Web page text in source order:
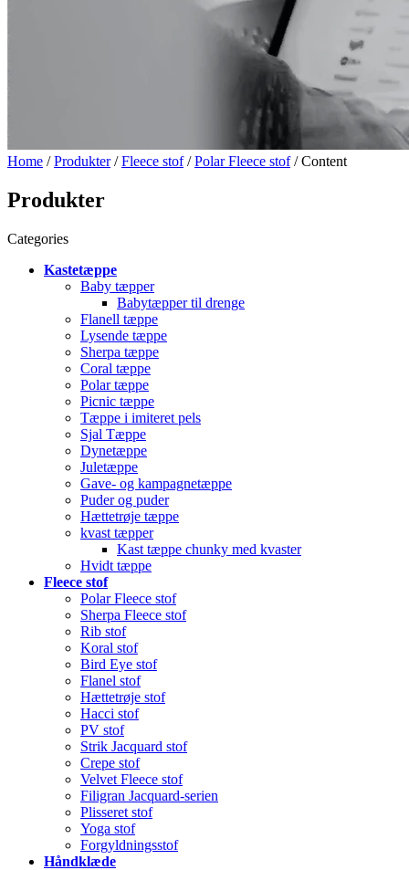
Home /Produkter/Fleece stof/Polar Fleece stof/ Content
Produkter
Categories
Kastetæppe
Baby tæpper
Babytæpper til drenge
Flanell tæppe
Lysende tæppe
Sherpa tæppe
Coral tæppe
Polar tæppe
Picnic tæppe
Tæppe i imiteret pels
Sjal Tæppe
Dynetæppe
Juletæppe
Gave- og kampagnetæppe
Puder og puder
Hættetrøje tæppe
kvast tæpper
Kast tæppe chunky med kvaster
Hvidt tæppe
Fleece stof
Polar Fleece stof
Sherpa Fleece stof
Rib stof
Koral stof
Bird Eye stof
Flanel stof
Hættetrøje stof
Hacci stof
PV stof
Strik Jacquard stof
Crepe stof
Velvet Fleece stof
Filigran Jacquard-serien
Plisseret stof
Yoga stof
Forgyldningsstof
Håndklæde